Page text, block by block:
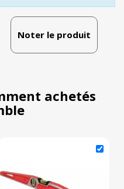
Noter le produit
achetés